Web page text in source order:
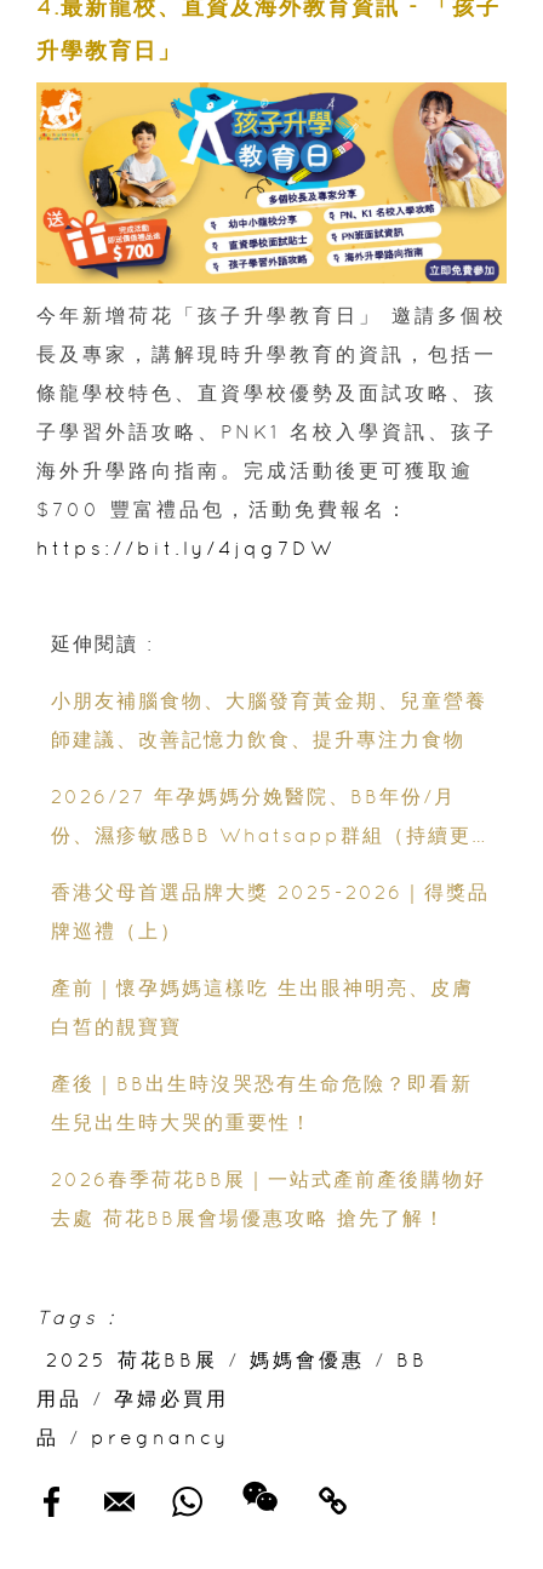
4.最新龍校、直資及海外教育資訊 - 「孩子
升學教育日」
今年新增荷花「孩子升學教育日」 邀請多個校
長及專家，講解現時升學教育的資訊，包括一
條龍學校特色、直資學校優勢及面試攻略、孩
子學習外語攻略、PNK1 名校入學資訊、孩子
海外升學路向指南。完成活動後更可獲取逾
$700 豐富禮品包，活動免費報名：
https://bit.ly/4jqg7DW
延伸閱讀 :
小朋友補腦食物、大腦發育黃金期、兒童營養
師建議、改善記憶力飲食、提升專注力食物
2026/27 年孕媽媽分娩醫院、BB年份/月
份、濕疹敏感BB Whatsapp群組（持續更
香港父母首選品牌大獎 2025-2026｜得獎品
牌巡禮（上）
產前｜懷孕媽媽這樣吃 生出眼神明亮、皮膚
白皙的靚寶寶
產後｜BB出生時沒哭恐有生命危險？即看新
生兒出生時大哭的重要性！
2026春季荷花BB展｜一站式產前產後購物好
去處 荷花BB展會場優惠攻略 搶先了解！
Tags :
2025 荷花BB展
/ 媽媽會優惠 /
BB
用品
/
孕婦必買用
品
/ pregnancy